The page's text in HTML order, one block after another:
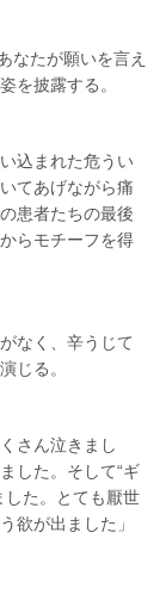
なたが願いを言え
を披露する。
込まれた危うい
てあげながら痛
患者たちの最後
らモチーフを得
なく、辛うじて
じる。
さん泣きまし
した。そして“ギ
した。とても厭世
欲が出ました」